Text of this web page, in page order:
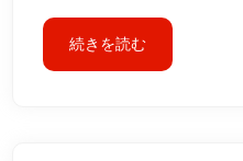
続きを読む